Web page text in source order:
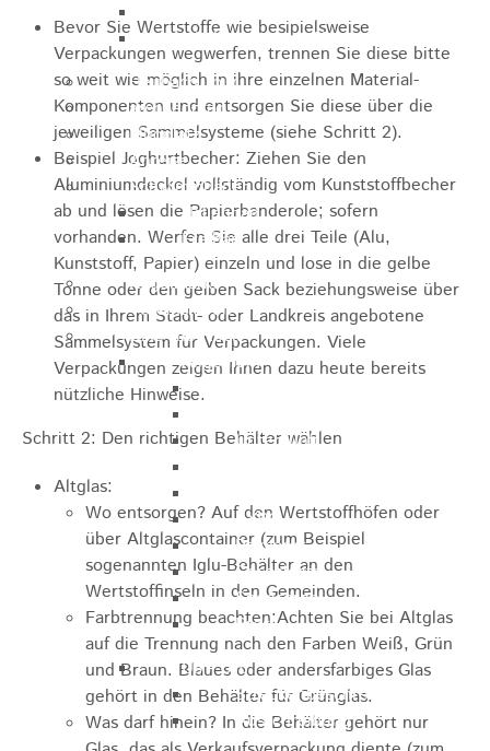
Höhlen rund um Heubach
Heubach Tour
archaeopfad
Flugplatz
Anreise
Schwimmbäder
Hallenbad
Freibad
Kugelmarkt
Vereinsleben
Bike the Rock
Allgemein
Unterkunft
EXPO
Palmares
Geschichte
Sponsoren
Presse
U9 - U15
Streckenbeschreibung
Ausschreibung
Bevor Sie Wertstoffe wie besipielsweise
Verpackungen wegwerfen, trennen Sie diese bitte
so weit wie möglich in ihre einzelnen Material-
Komponenten und entsorgen Sie diese über die
jeweiligen Sammelsysteme (siehe Schritt 2).
Beispiel Joghurtbecher: Ziehen Sie den
Aluminiumdeckel vollständig vom Kunststoffbecher
ab und lösen die Papierbanderole; sofern
vorhanden. Werfen Sie alle drei Teile (Alu,
Kunststoff, Papier) einzeln und lose in die gelbe
Tonne oder den gelben Sack beziehungsweise über
das in Ihrem Stadt- oder Landkreis angebotene
Sammelsystem für Verpackungen. Viele
Verpackungen zeigen Ihnen dazu heute bereits
nützliche Hinweise.
Schritt 2: Den richtigen Behälter wählen
Altglas:
Wo entsorgen? Auf den Wertstoffhöfen oder
über Altglascontainer (zum Beispiel
sogenannten Iglu-Behälter an den
Wertstoffinseln in den Gemeinden.
Farbtrennung beachten:Achten Sie bei Altglas
auf die Trennung nach den Farben Weiß, Grün
und Braun. Blaues oder andersfarbiges Glas
gehört in den Behälter für Grünglas.
Was darf hinein? In die Behälter gehört nur